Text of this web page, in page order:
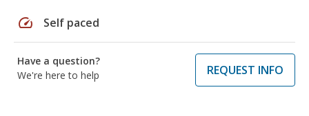
speed Self paced
Have a question?
We're here to help
REQUEST INFO